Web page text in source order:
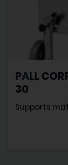
PALL
30
Supports